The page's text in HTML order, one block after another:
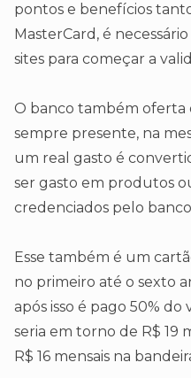
pontos e benefícios
MasterCard, é
sites para começar a
O banco também oferta
sempre presente, na
um real gasto é
ser gasto em produtos
credenciados pelo
Esse também é um
no primeiro até o sexto
após isso é pago 50%
seria em torno de R$ 19
R$ 16 mensais na